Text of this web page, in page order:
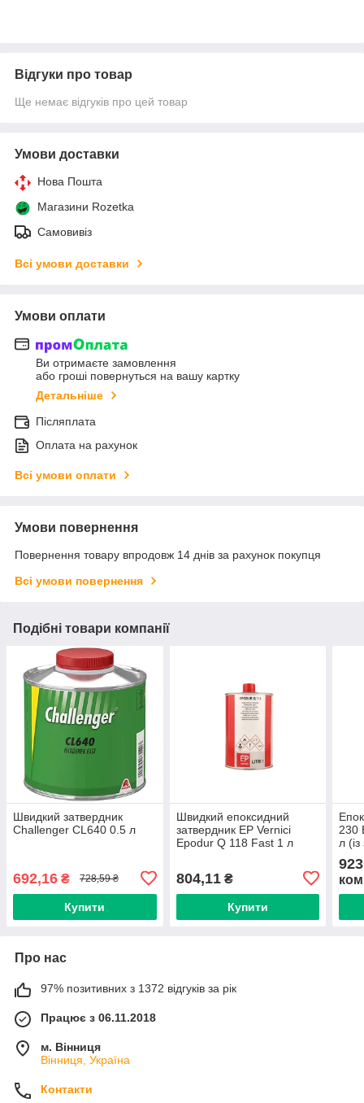
Відгуки про товар
Ще немає відгуків про цей товар
Умови доставки
Нова Пошта
Магазини Rozetka
Самовивіз
Всі умови доставки
Умови оплати
Ви отримаєте замовлення
або гроші повернуться на вашу картку
Детальніше
Післяплата
Оплата на рахунок
Всі умови оплати
Умови повернення
Повернення товару впродовж 14 днів за рахунок покупця
Всі умови повернення
Подібні товари компанії
Швидкий затвердник
Challenger CL640 0.5 л
692,16 ₴ 728,59 ₴
Купити
Швидкий епоксидний
затвердник EP Vernici
Epodur Q 118 Fast 1 л
804,11₴
Купити
230
л
Про нас
97% позитивних з 1372 відгуків за рік
Працює з 06.11.2018
м. Вінниця
Вінниця, Україна
Контакти